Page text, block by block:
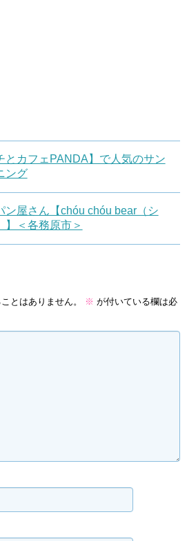
とカフェPANDA】で人気のサン
ング
ン屋さん【chóu chóu bear（シ
】＜各務原市＞
とはありません。 ※ が付いている欄は必